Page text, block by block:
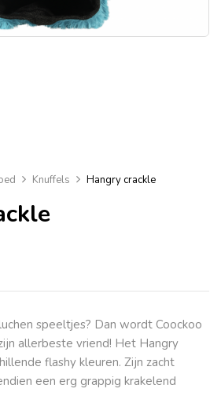
Knuffels Hangry crackle
speeltjes? Dan wordt Coockoo
allerbeste vriend! Het Hangry
flashy kleuren. Zijn zacht
een erg grappig krakelend